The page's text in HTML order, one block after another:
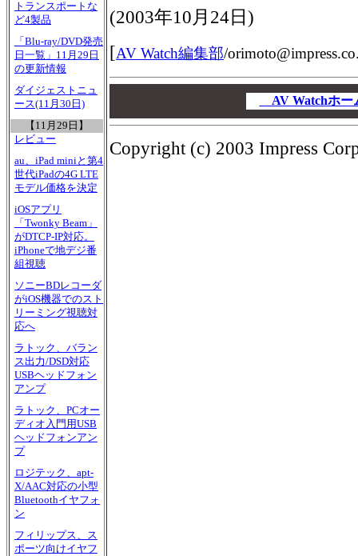
トランスポートな
ど4製品
「Blu-ray/DVD発売
日一覧」11月29日
の更新情報
ダイジェストニュ
ース(11月30日)
【11月29日】
レビュー
au、iPad miniと第4
世代iPadの4G LTE
モデル価格を決定
iOSアプリ
「Twonky Beam」
がDTCP-IP対応。
iPhoneで地デジ番
組視聴
ソニーBDレコーダ
がiOS機器でのスト
リーミング視聴対
応へ
ラトック、バラン
ス出力/DSD対応
USBヘッドフォン
アンプ
ラトック、PCオー
ディオ入門用USB
ヘッドフォンアン
プ
ロジテック、apt-
X/AAC対応の小型
Bluetoothイヤフォ
ン
フィリップス、ス
ポーツ向けイヤフ
(2003年10月24日)
[AV Watch編集部/
AV Watchホ
Copyright (c) 2003 Impress